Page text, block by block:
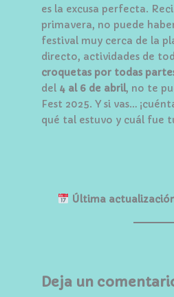
es la excusa perfecta.
primavera, no puede
festival muy cerca de la
directo, actividades de
croquetas por todas
del 4 al 6 de abril, no te
Fest 2025. Y si vas…
qué tal estuvo y cuál fue
Última
Deja un